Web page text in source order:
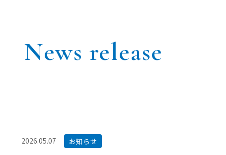
News release
2026.05.07 お知らせ